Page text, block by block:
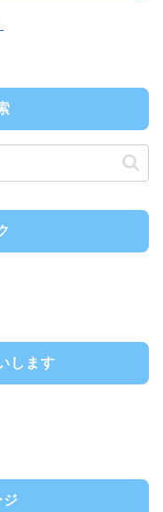
します
ジ